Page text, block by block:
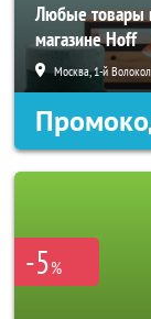
Любые товары
магазине Hoff
Москва, 1-й
-5%